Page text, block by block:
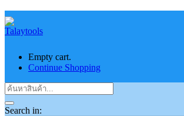
Empty cart.
Continue Shopping
Search in: